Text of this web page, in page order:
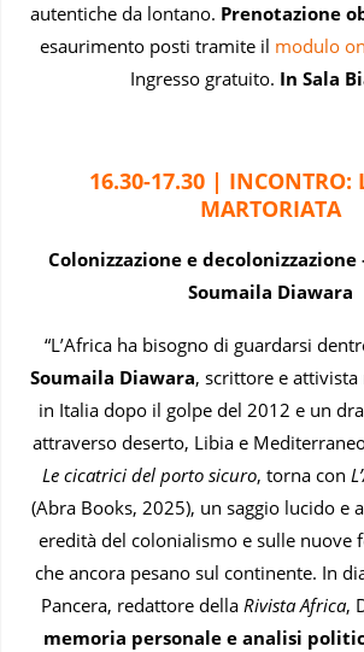
autentiche da lontano. Prenotazione
esaurimento posti tramite il modulo
Ingresso gratuito. In Sala
16.30-17.30 | INCONTRO:
MARTORIATA
Colonizzazione e
Soumaila Diawara
“L’Africa ha bisogno di guardarsi
Soumaila Diawara, scrittore e
in Italia dopo il golpe del 2012 e un
attraverso deserto, Libia e
Le cicatrici del porto sicuro, torna con
(Abra Books, 2025), un saggio lucido e
eredità del colonialismo e sulle nuove
che ancora pesano sul continente. In
Pancera, redattore della Rivista Africa,
memoria personale e analisi